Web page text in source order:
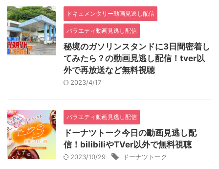
ドキュメンタリー動画見逃し配信
バラエティ動画見逃し配信
秘境のガソリンスタンドに3日間密着し
てみたら？の動画見逃し配信！tver以
外で再放送など無料視聴
2023/4/17
バラエティ動画見逃し配信
ドーナツトーク今日の動画見逃し配
信！bilibiliやTVer以外で無料視聴
2023/10/29 ドーナツトーク